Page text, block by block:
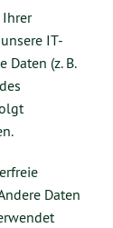
IT-
Daten (z. B.
Daten